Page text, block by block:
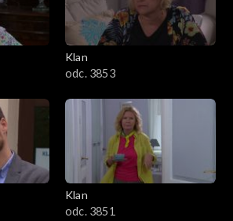
Klan
odc. 3853
Klan
odc. 3851